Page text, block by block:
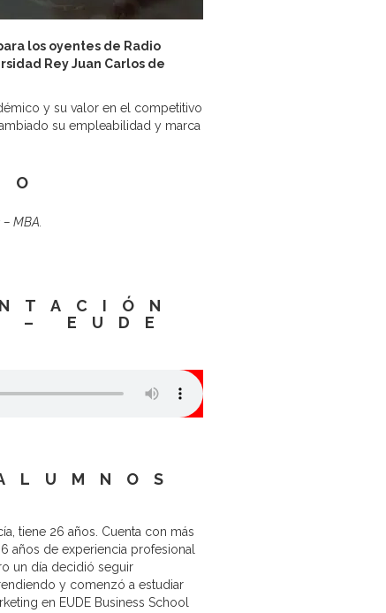
los oyentes de Radio
Rey Juan Carlos de
y su valor en el competitivo
su empleabilidad y marca
MBA.
– EUDE
tiene 26 años. Cuenta con más
años de experiencia profesional
un día decidió seguir
y comenzó a estudiar
en EUDE Business School